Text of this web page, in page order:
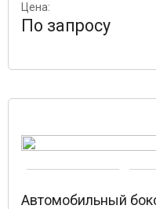
Цена:
По запросу
Автомобильный